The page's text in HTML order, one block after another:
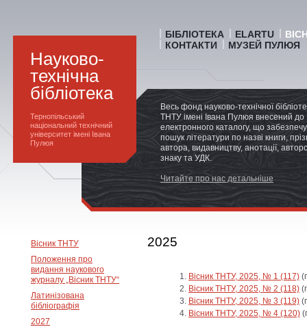
Науково-
технічна
бібліотека
Тернопільський
національний технічний
університет імені Івана
Пулюя
БІБЛІОТЕКА ELARTU
КОНТАКТИ
МУЗЕЙ ПУЛЮЯ
Весь фонд науково-технічної
ТНТУ імені Івана Пулюя внесений до
електронного каталогу, що
пошук літератури по назві книги,
автора, видавництву, анотації,
знаку та УДК.
Читайте про нас детальніше
Вісник ТНТУ
Положення про
видання наукового
журналу „Вісник ТНТУ“
Латинізована
бібліографія
2027
2025
Вісник ТНТУ, 2025, № 1 (117)
Вісник ТНТУ, 2025, № 2 (118)
Вісник ТНТУ, 2025, № 3 (119)
Вісник ТНТУ, 2025, № 4 (120)